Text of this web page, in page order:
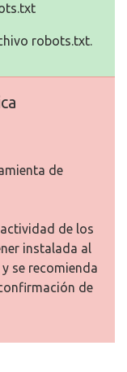
robots.txt.
de
de los
instalada al
se recomienda
de